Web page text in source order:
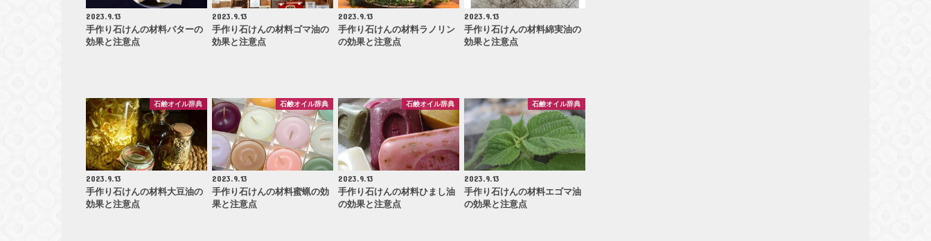
2023.9.13
手作り石けんの材料バターの
効果と注意点
2023.9.13
手作り石けんの材料ゴマ油の
効果と注意点
2023.9.13
手作り石けんの材料ラノリン
の効果と注意点
2023.9.13
手作り石けんの材料綿実油の
効果と注意点
石鹸オイル辞典
2023.9.13
手作り石けんの材料大豆油の
効果と注意点
石鹸オイル辞典
2023.9.13
手作り石けんの材料蜜蝋の効
果と注意点
石鹸オイル辞典
2023.9.13
手作り石けんの材料ひまし油
の効果と注意点
石鹸オイル辞典
2023.9.13
手作り石けんの材料エゴマ油
の効果と注意点